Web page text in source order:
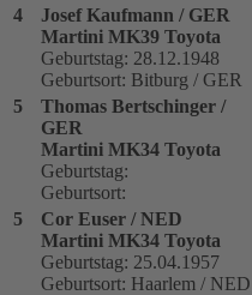
4
Josef Kaufmann / GER
Martini MK39 Toyota
Geburtstag: 28.12.1948
Geburtsort: Bitburg / GER
5
Thomas Bertschinger /
GER
Martini MK34 Toyota
Geburtstag:
Geburtsort:
5
Cor Euser / NED
Martini MK34 Toyota
Geburtstag: 25.04.1957
Geburtsort: Haarlem / NED